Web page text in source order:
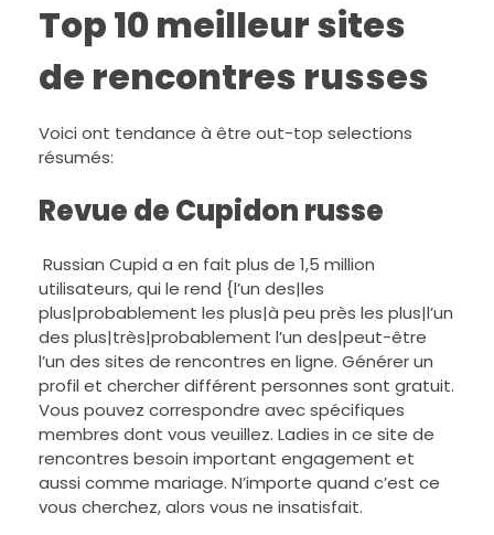
Top 10 meilleur sites
de rencontres russes
Voici ont tendance à être out-top selections
résumés:
Revue de Cupidon russe
Russian Cupid a en fait plus de 1,5 million
utilisateurs, qui le rend {l’un des|les
plus|probablement les plus|à peu près les plus|l’un
des plus|très|probablement l’un des|peut-être
l’un des sites de rencontres en ligne. Générer un
profil et chercher différent personnes sont gratuit.
Vous pouvez correspondre avec spécifiques
membres dont vous veuillez. Ladies in ce site de
rencontres besoin important engagement et
aussi comme mariage. N’importe quand c’est ce
vous cherchez, alors vous ne insatisfait.